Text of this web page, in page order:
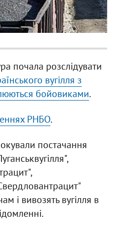
почала розслідувати
вугілля з
бойовиками.
РНБО.
постачання
і вивозять вугілля в